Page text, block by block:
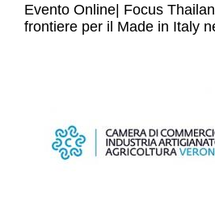
Evento Online| Focus
frontiere per il Made in Italy